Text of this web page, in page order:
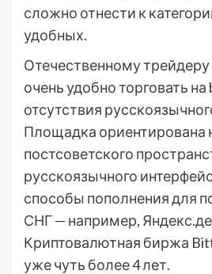
сложно отнести к
удобных.
Отечественному
очень удобно торговать на
отсутствия
Площадка ориентирована
постсоветского
русскоязычного
способы пополнения для
СНГ — например,
Криптовалютная биржа
уже чуть более 4 лет.